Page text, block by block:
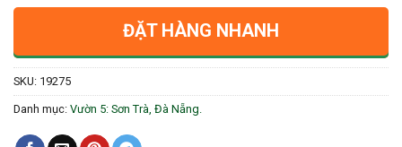
ĐẶT HÀNG NHANH
SKU: 19275
Danh mục: Vườn 5: Sơn Trà, Đà Nẵng.